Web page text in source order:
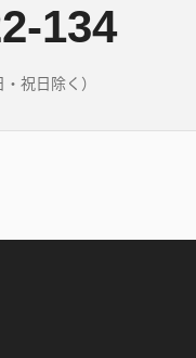
134
祝日除く）